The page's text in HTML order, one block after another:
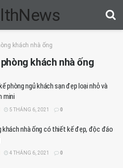
khách nhà ống
khách nhà ống
phòng ngủ khách sạn đẹp loại nhỏ và
mini
5 THÁNG 6, 2021 0
khách nhà ống có thiết kế đẹp, độc đáo
4 THÁNG 6, 2021 0